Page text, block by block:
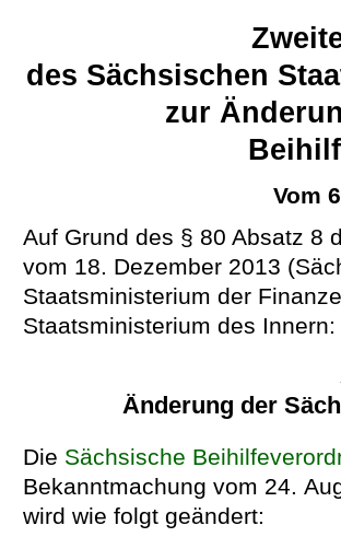
des Sächsischen
zur
Vom
Auf Grund des § 80 Absatz 8
vom 18. Dezember 2013
Staatsministerium der
Staatsministerium des Innern:
Änderung der
Die Sächsische
Bekanntmachung vom 24.
wird wie folgt geändert: